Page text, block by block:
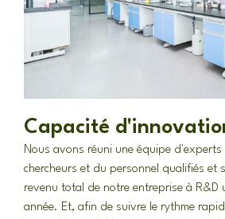
Capacité
Nous avons réuni une équipe d'experts
chercheurs et du personnel qualifiés et
revenu total de notre entreprise à R&D
année. Et, afin de suivre le rythme